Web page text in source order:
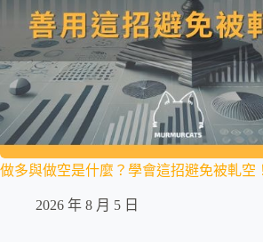
做多與做空是什麼？學會這招避免被軋空！
2026 年 8 月 5 日